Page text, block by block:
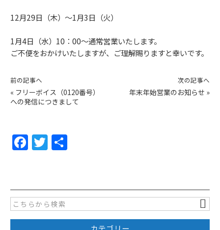
12月29日（木）〜1月3日（火）
1月4日（水）10：00〜通常営業いたします。
ご不便をおかけいたしますが、ご理解賜りますと幸いです。
前の記事へ
« フリーボイス（0120番号）
への発信につきまして
次の記事へ
年末年始営業のお知らせ »
F
a
e
b
o
T
w
er